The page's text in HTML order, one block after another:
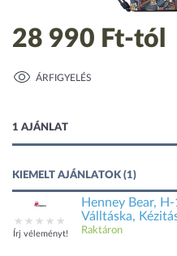
28 990 Ft-tól
ÁRFIGYELÉS
1 AJÁNLAT
KIEMELT AJÁNLATOK (1)
Írj véleményt!
Henney Bear,
Válltáska,
Raktáron